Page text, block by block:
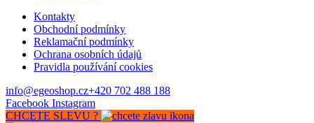
Kontakty
Obchodní podmínky
Reklamační podmínky
Ochrana osobních údajů
Pravidla používání cookies
info@egeoshop.cz+420 702 488 188
Facebook Instagram
CHCETE SLEVU ?